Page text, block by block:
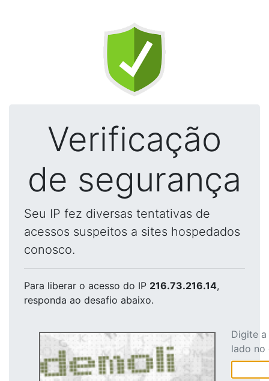
Verificação
de segurança
Seu IP fez diversas tentativas de
acessos suspeitos a sites hospedados
conosco.
Para liberar o acesso do IP 216.73.216.14,
responda ao desafio abaixo.
Digite
lado no